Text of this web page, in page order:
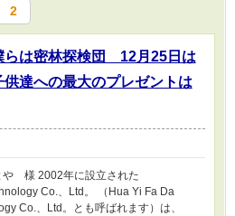
2
は密林探検団 12月25日は
達への最大のプレゼントは
や 様 2002年に設立された
Co.、Ltd。 （Hua Yi Fa Da
Co.、Ltd。とも呼ばれます）は、